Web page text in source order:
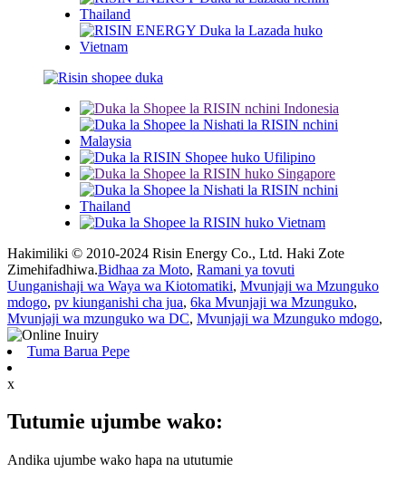
Hakimiliki © 2010-2024 Risin Energy Co., Ltd. Haki Zote
Zimehifadhiwa.Bidhaa za Moto, Ramani ya tovuti
Uunganishaji wa Waya wa Kiotomatiki, Mvunjaji wa Mzunguko
mdogo, pv kiunganishi cha jua, 6ka Mvunjaji wa Mzunguko,
Mvunjaji wa mzunguko wa DC, Mvunjaji wa Mzunguko mdogo,
Tuma Barua Pepe
x
Tutumie ujumbe wako:
Andika ujumbe wako hapa na ututumie